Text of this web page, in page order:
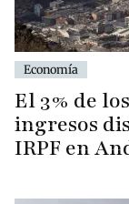
Economía
El 3% de
ingresos
IRPF en